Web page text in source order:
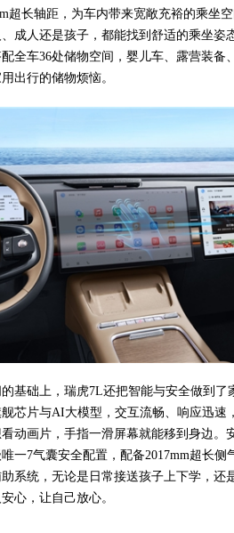
超长轴距，为车内带来宽敞充裕的乘坐
成人还是孩子，都能找到舒适的乘坐姿
全车36处储物空间，婴儿车、露营装备
出行的储物烦恼。
基础上，瑞虎7L还把智能与安全做到
舰芯片与AI大模型，交互流畅、响应迅
动画片，手指一滑屏幕就能移到身边
一7气囊安全配置，配备2017mm超长
系统，无论是日常接送孩子上下学，还
心，让自己放心。